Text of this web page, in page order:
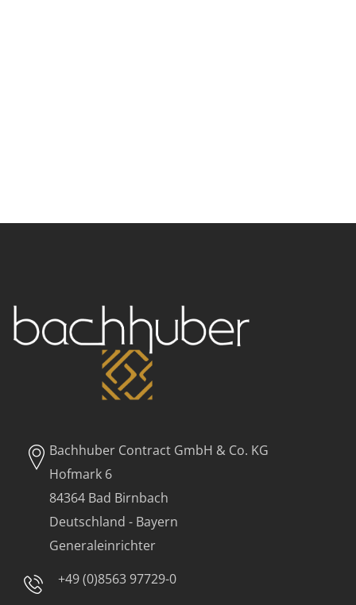
Bachhuber Contract GmbH & Co. KG
Hofmark 6
84364 Bad Birnbach
Deutschland - Bayern
Generaleinrichter
+49 (0)8563 97729-0